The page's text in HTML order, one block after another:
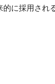
的に採用され